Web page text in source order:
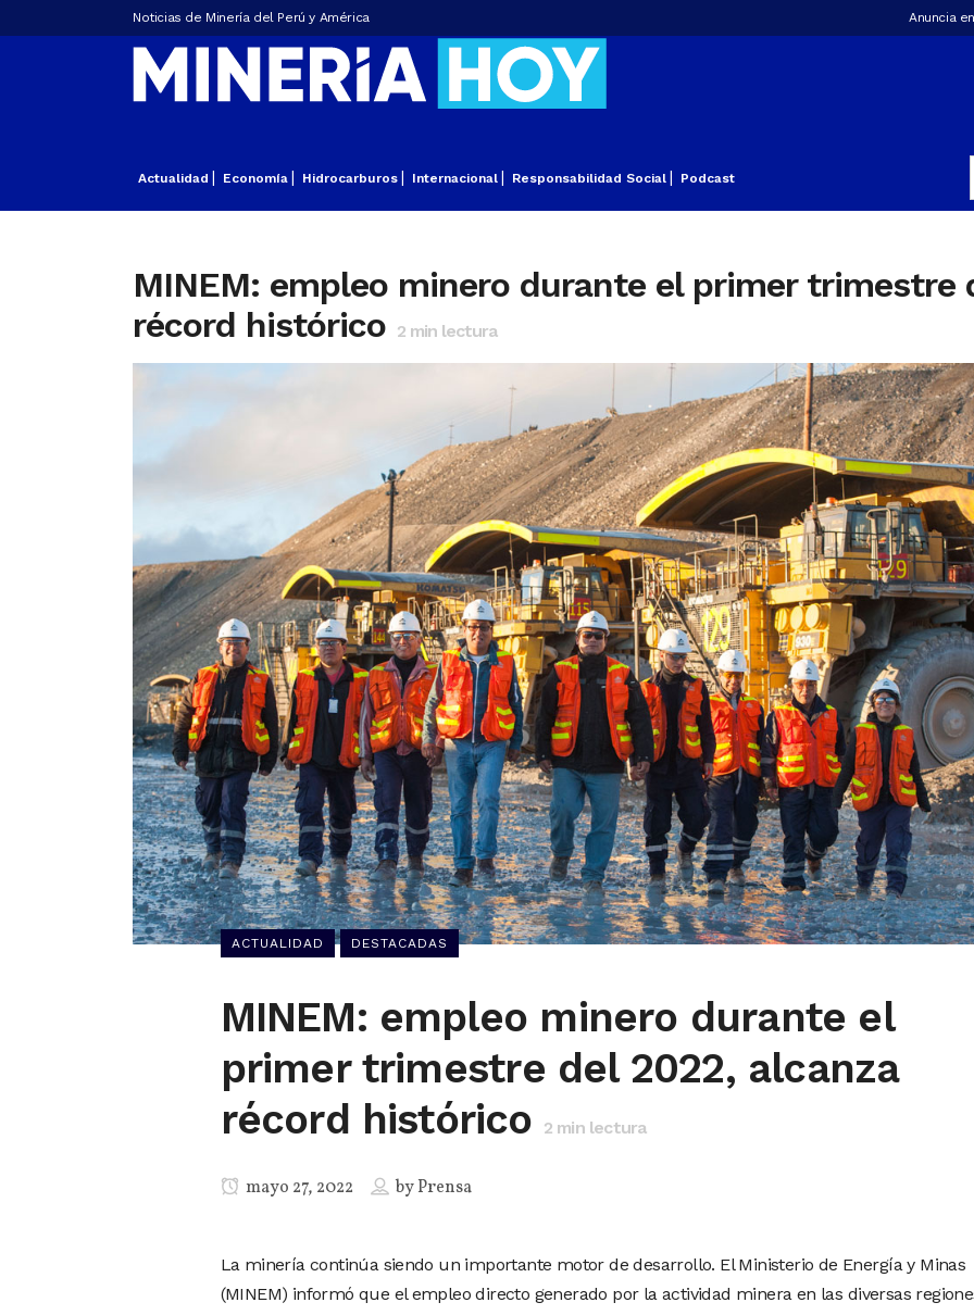
Noticias de Minería del Perú y América Anuncia
Actualidad Economía Hidrocarburos Internacional Responsabilidad Social Podcast
MINEM: empleo minero durante el primer trimestre
récord histórico 2 min lectura
ACTUALIDAD DESTACADAS
MINEM: empleo minero durante el
primer trimestre del 2022, alcanza
récord histórico
2min lectura
mayo 27, 2022 byPrensa
La minería continúa siendo un importante motor de desarrollo. El Ministerio de Energía y Minas
(MINEM) informó que el empleo directo generado por la actividad minera en las diversas